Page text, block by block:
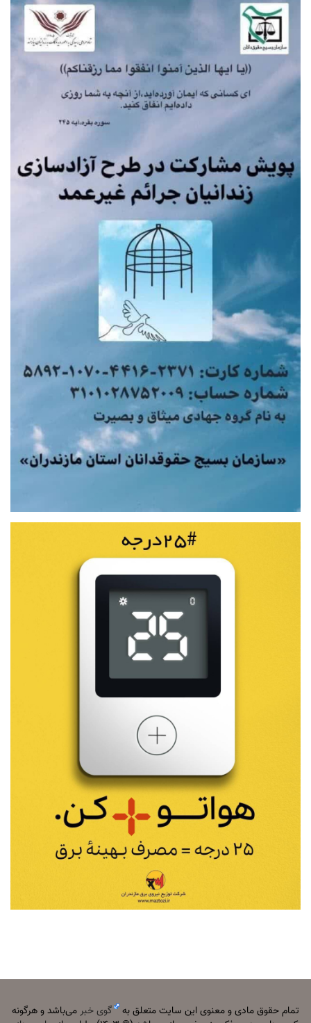
تمام حقوق مادی و معنوی این سایت متعلق به گوی خبرمی‌باشد و هرگونه